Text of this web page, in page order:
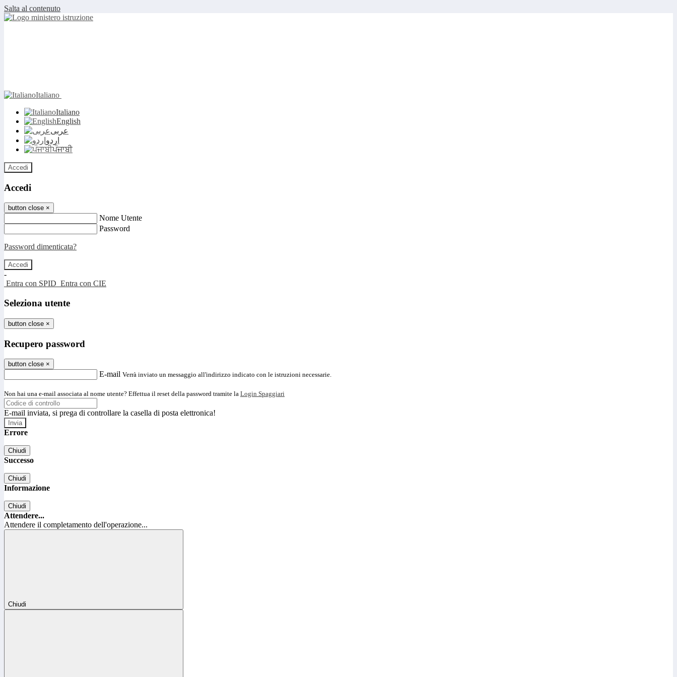
Salta al contenuto
Italiano
Italiano
English
عربى
اردو
ਪੰਜਾਬੀ
Accedi
Accedi
button close ×
Nome Utente
Password
Password dimenticata?
-
Entra con SPID Entra con CIE
Seleziona utente
button close ×
Recupero password
button close ×
E-mail Verrà inviato un messaggio all'indirizzo indicato con le istruzioni necessarie.
Non hai una e-mail associata al nome utente? Effettua il reset della password tramite la Login Spaggiari
E-mail inviata, si prega di controllare la casella di posta elettronica!
Errore
Chiudi
Successo
Chiudi
Informazione
Chiudi
Attendere...
Attendere il completamento dell'operazione...
Chiudi